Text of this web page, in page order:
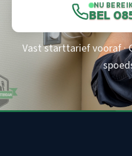
NU
BEL
Vast starttarief vooraf ·